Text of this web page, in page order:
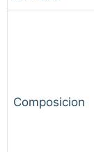
Composicion